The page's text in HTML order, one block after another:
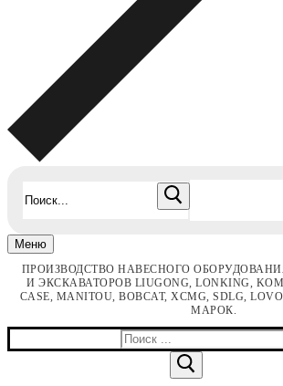
Меню
ПРОИЗВОДСТВО НАВЕСНОГО
И ЭКСКАВАТОРОВ LIUGONG, LONKING,
CASE, MANITOU, BOBCAT, XCMG, SDLG,
МАРОК.
Найти: